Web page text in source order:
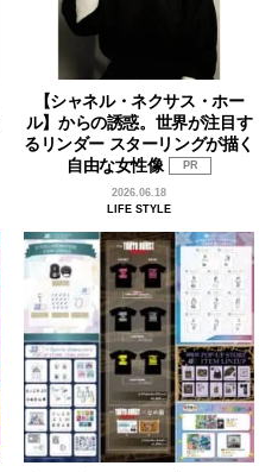
【シャネル・ネクサス・ホー
ル】からの誘惑。世界が注目す
るリンダー スターリングが描く
自由な女性像
PR
2026.06.18
LIFE STYLE